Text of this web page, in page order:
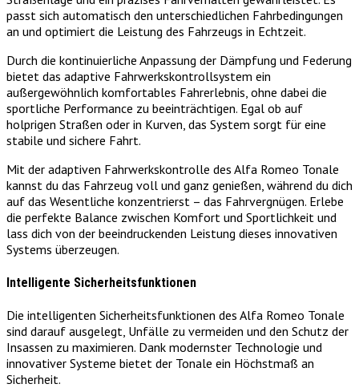
passt sich automatisch den unterschiedlichen Fahrbedingungen
an und optimiert die Leistung des Fahrzeugs in Echtzeit.
Durch die kontinuierliche Anpassung der Dämpfung und Federung
bietet das adaptive Fahrwerkskontrollsystem ein
außergewöhnlich komfortables Fahrerlebnis, ohne dabei die
sportliche Performance zu beeinträchtigen. Egal ob auf
holprigen Straßen oder in Kurven, das System sorgt für eine
stabile und sichere Fahrt.
Mit der adaptiven Fahrwerkskontrolle des Alfa Romeo Tonale
kannst du das Fahrzeug voll und ganz genießen, während du dich
auf das Wesentliche konzentrierst – das Fahrvergnügen. Erlebe
die perfekte Balance zwischen Komfort und Sportlichkeit und
lass dich von der beeindruckenden Leistung dieses innovativen
Systems überzeugen.
Intelligente Sicherheitsfunktionen
Die intelligenten Sicherheitsfunktionen des Alfa Romeo Tonale
sind darauf ausgelegt, Unfälle zu vermeiden und den Schutz der
Insassen zu maximieren. Dank modernster Technologie und
innovativer Systeme bietet der Tonale ein Höchstmaß an
Sicherheit.